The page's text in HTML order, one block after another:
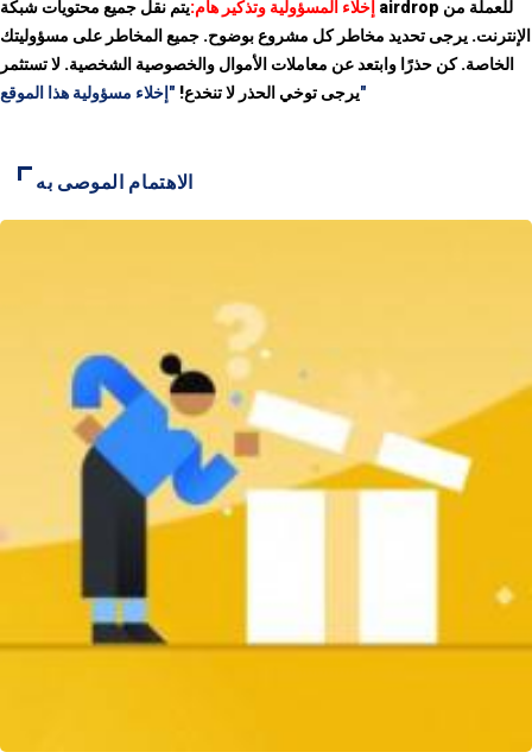
إخلاء المسؤولية وتذكير هام:يتم نقل جميع محتويات شبكة airdrop للعملة من
الإنترنت. يرجى تحديد مخاطر كل مشروع بوضوح. جميع المخاطر على مسؤوليتك
الخاصة. كن حذرًا وابتعد عن معاملات الأموال والخصوصية الشخصية. لا تستثمر
يرجى توخي الحذر لا تنخدع!"إخلاء مسؤولية هذا الموقع"
الاهتمام الموصى به